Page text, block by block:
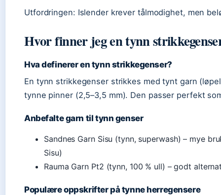
Utfordringen: Islender krever tålmodighet, men
Hvor finner jeg en tynn
Hva definerer en tynn strikkegenser?
En tynn strikkegenser strikkes med tynt garn
tynne pinner (2,5–3,5 mm). Den passer perfekt
Anbefalte garn til tynn genser
Sandnes Garn Sisu (tynn, superwash) – mye
Sisu)
Rauma Garn Pt2 (tynn, 100 % ull) – godt
Populære oppskrifter på tynne herregensere